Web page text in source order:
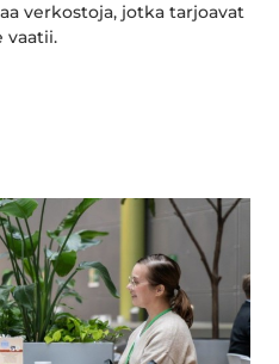
verkostoja, jotka tarjoavat
vaatii.